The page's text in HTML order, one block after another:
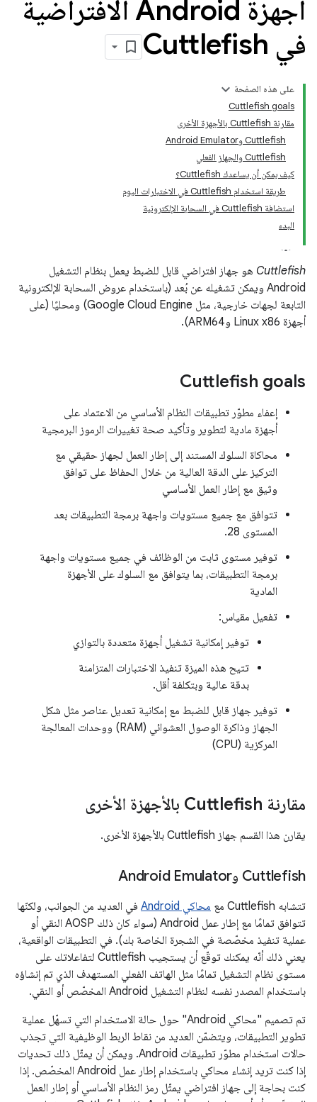
أجهزة Android الافتراضية
في Cuttlefish
على هذه الصفحة
Cuttlefish goals
مقارنة Cuttlefish بالأجهزة الأخرى
‫Cuttlefish وAndroid Emulator
Cuttlefish والجهاز الفعلي
كيف يمكن أن يساعدك Cuttlefish؟
طريقة استخدام Cuttlefish في الاختبارات اليوم
استضافة Cuttlefish في السحابة الإلكترونية
البدء
Cuttlefish هو جهاز افتراضي قابل للضبط يعمل بنظام التشغيل
Android ويمكن تشغيله عن بُعد (باستخدام عروض السحابة الإلكترونية
التابعة لجهات خارجية، مثل Google Cloud Engine) ومحليًا (على
أجهزة Linux x86 وARM64).
Cuttlefish goals
إعفاء مطوّر تطبيقات النظام الأساسي من الاعتماد على
أجهزة مادية لتطوير وتأكيد صحة تغييرات الرموز البرمجية
محاكاة السلوك المستند إلى إطار العمل لجهاز حقيقي مع
التركيز على الدقة العالية من خلال الحفاظ على توافق
وثيق مع إطار العمل الأساسي
تتوافق مع جميع مستويات واجهة برمجة التطبيقات بعد
المستوى 28.
توفير مستوى ثابت من الوظائف في جميع مستويات واجهة
برمجة التطبيقات، بما يتوافق مع السلوك على الأجهزة
المادية
تفعيل مقياس:
توفير إمكانية تشغيل أجهزة متعددة بالتوازي
تتيح هذه الميزة تنفيذ الاختبارات المتزامنة
بدقة عالية وبتكلفة أقل.
توفير جهاز قابل للضبط مع إمكانية تعديل عناصر مثل شكل
الجهاز وذاكرة الوصول العشوائي (RAM) ووحدات المعالجة
المركزية (CPU)
مقارنة Cuttlefish بالأجهزة الأخرى
يقارن هذا القسم جهاز Cuttlefish بالأجهزة الأخرى.
‫Cuttlefish وAndroid Emulator
تتشابه Cuttlefish مع محاكي Android
في العديد من الجوانب، ولكنّها
تتوافق تمامًا مع إطار عمل Android (سواء كان ذلك AOSP النقي أو
عملية تنفيذ مخصّصة في الشجرة الخاصة بك). في التطبيقات الواقعية،
يعني ذلك أنّه يمكنك توقّع أن يستجيب Cuttlefish لتفاعلاتك على
مستوى نظام التشغيل تمامًا مثل الهاتف الفعلي المستهدف الذي تم إنشاؤه
باستخدام المصدر نفسه لنظام التشغيل Android المخصّص أو النقي.
تم تصميم "محاكي Android" حول حالة الاستخدام التي تسهّل عملية
تطوير التطبيقات، ويتضمّن العديد من نقاط الربط الوظيفية التي تجذب
حالات استخدام مطوّر تطبيقات Android. ويمكن أن يمثّل ذلك تحديات
إذا كنت تريد إنشاء محاكي باستخدام إطار عمل Android المخصّص. إذا
كنت بحاجة إلى جهاز افتراضي يمثّل رمز النظام الأساسي أو إطار العمل